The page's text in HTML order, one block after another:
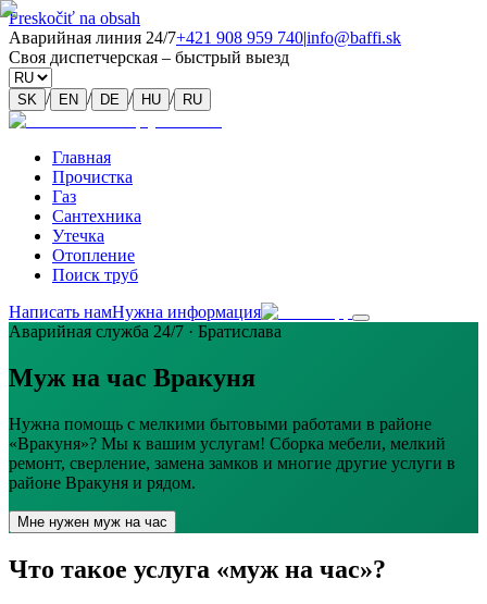
Preskočiť na obsah
Аварийная линия 24/7+421 908 959 740|info@baffi.sk
Своя диспетчерская – быстрый выезд
SK / EN / DE / HU / RU
Главная
Прочистка
Газ
Сантехника
Утечка
Отопление
Поиск труб
Написать намНужна информация
Аварийная служба 24/7 · Братислава
Муж на час Вракуня
Нужна помощь с мелкими бытовыми работами в районе
«Вракуня»? Мы к вашим услугам! Сборка мебели, мелкий
ремонт, сверление, замена замков и многие другие услуги в
районе Вракуня и рядом.
Мне нужен муж на час
Что такое услуга «муж на час»?